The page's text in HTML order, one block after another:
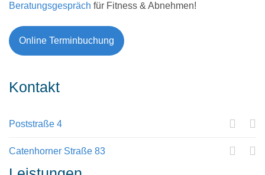
Beratungsgespräch für Fitness & Abnehmen!
Online Terminbuchung
Kontakt
Poststraße 4
Catenhorner Straße 83